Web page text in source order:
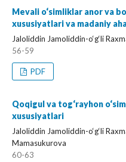
Mevali o‘simliklar anor va
xususiyatlari va madaniy
Jaloliddin Jamoliddin-o‘g‘li
56-59
PDF
Qoqigul va tog‘rayhon
xususiyatlari
Jaloliddin Jamoliddin-o‘g‘li
Mamasukurova
60-63